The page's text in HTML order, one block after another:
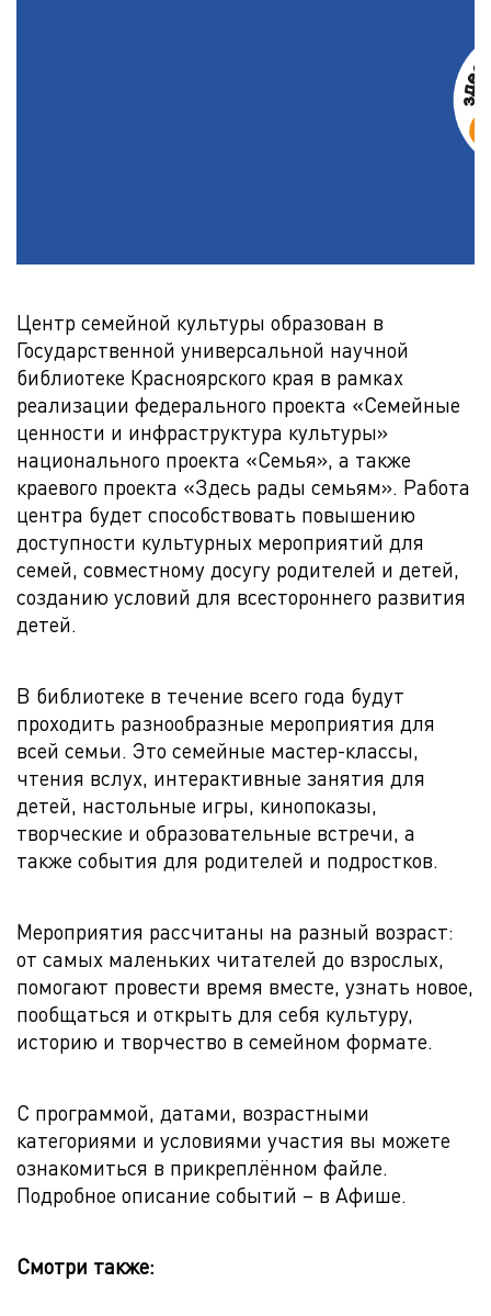
Центр семейной культуры образован в
Государственной универсальной научной
библиотеке Красноярского края в рамках
реализации федерального проекта «Семейные
ценности и инфраструктура культуры»
национального проекта «Семья», а также
краевого проекта «Здесь рады семьям». Работа
центра будет способствовать повышению
доступности культурных мероприятий для
семей, совместному досугу родителей и детей,
созданию условий для всестороннего развития
детей.
В библиотеке в течение всего года будут
проходить разнообразные мероприятия для
всей семьи. Это семейные мастер-классы,
чтения вслух, интерактивные занятия для
детей, настольные игры, кинопоказы,
творческие и образовательные встречи, а
также события для родителей и подростков.
Мероприятия рассчитаны на разный возраст:
от самых маленьких читателей до взрослых,
помогают провести время вместе, узнать новое,
пообщаться и открыть для себя культуру,
историю и творчество в семейном формате.
С программой, датами, возрастными
категориями и условиями участия вы можете
ознакомиться в прикреплённом файле.
Подробное описание событий – в Афише.
Смотри также: